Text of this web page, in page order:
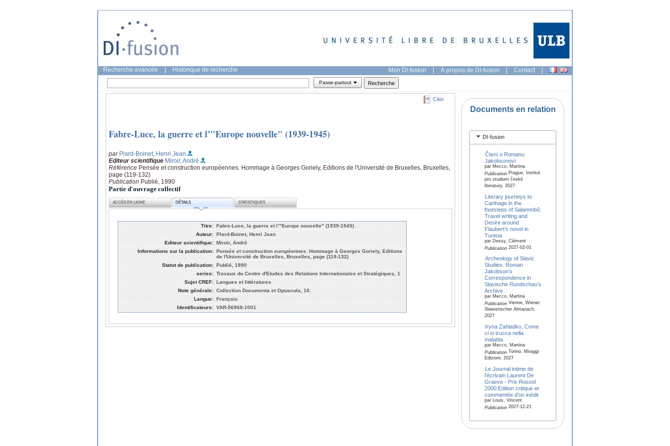
Recherche avancée Historique de recherche Mon DI-fusion | À propos de DI-fusion | Contact |
Passe-partout
Citer
Fabre-Luce, la guerre et l’"Europe nouvelle" (1939-1945)
par Plard-Boinet, Henri Jean
Editeur scientifique Miroir, André
Référence Pensée et construction européennes. Hommage à Georges Goriely, Editions de l'Université de Bruxelles, Bruxelles,
page (119-132)
Publication Publié, 1990
Partie d'ouvrage collectif
ACCÈS EN LIGNE DÉTAILS STATISTIQUES
Titre: Fabre-Luce, la guerre et l’"Europe nouvelle" (1939-1945)
Auteur: Plard-Boinet, Henri Jean
Editeur scientifique: Miroir, André
Informations sur la publication: Pensée et construction européennes. Hommage à Georges Goriely, Editions
de l'Université de Bruxelles, Bruxelles, page (119-132)
Statut de publication: Publié, 1990
series: Travaux du Centre d'Etudes des Relations Internationales et Stratégiques, 1
Sujet CREF: Langues et littératures
Note générale: Collection Documenta et Opuscula, 10.
Langue: Français
Identificateurs: VAR-56968-1001
Documents en relation
DI-fusion
Čtení o Romanu
Jakobsonovi
par Mecco, Martina
PublicationPrague, Institut
pro studium české
literatury, 2027
Literary journeys to
Carthage in the
footsteps of Salammbô:
Travel writing and
Desire around
Flaubert’s novel in
Tunisia
par Dessy, Clément
Publication2027-02-01
Archeology of Slavic
Studies. Roman
Jakobson’s
Correspondence in
Slavische Rundschau’s
Archive
par Mecco, Martina
PublicationVienne, Wiener
Slawistischer Almanach,
2027
Iryna Zahladko, Come
ci si trucca nella
malattia
par Mecco, Martina
PublicationTorino, Miraggi
Edizioni, 2027
Le Journal intime de
l'écrivain Laurent De
Graeve - Prix Rossel
2000:Edition critique et
commentée d'un inédit
par Louis, Vincent
Publication2027-12-21